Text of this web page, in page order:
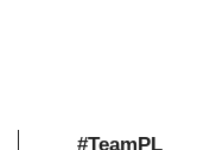
#TeamPL